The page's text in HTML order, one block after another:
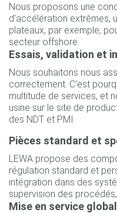
Nous proposons une
d’accélération extrêmes,
plateaux, par exemple,
secteur offshore.
Essais, validation et
Nous souhaitons nous
correctement. C’est
multitude de services, et
usine sur le site de
des NDT et PMI.
Pièces standard et
LEWA propose des
régulation standard et
intégration dans des
supervision des
Mise en service